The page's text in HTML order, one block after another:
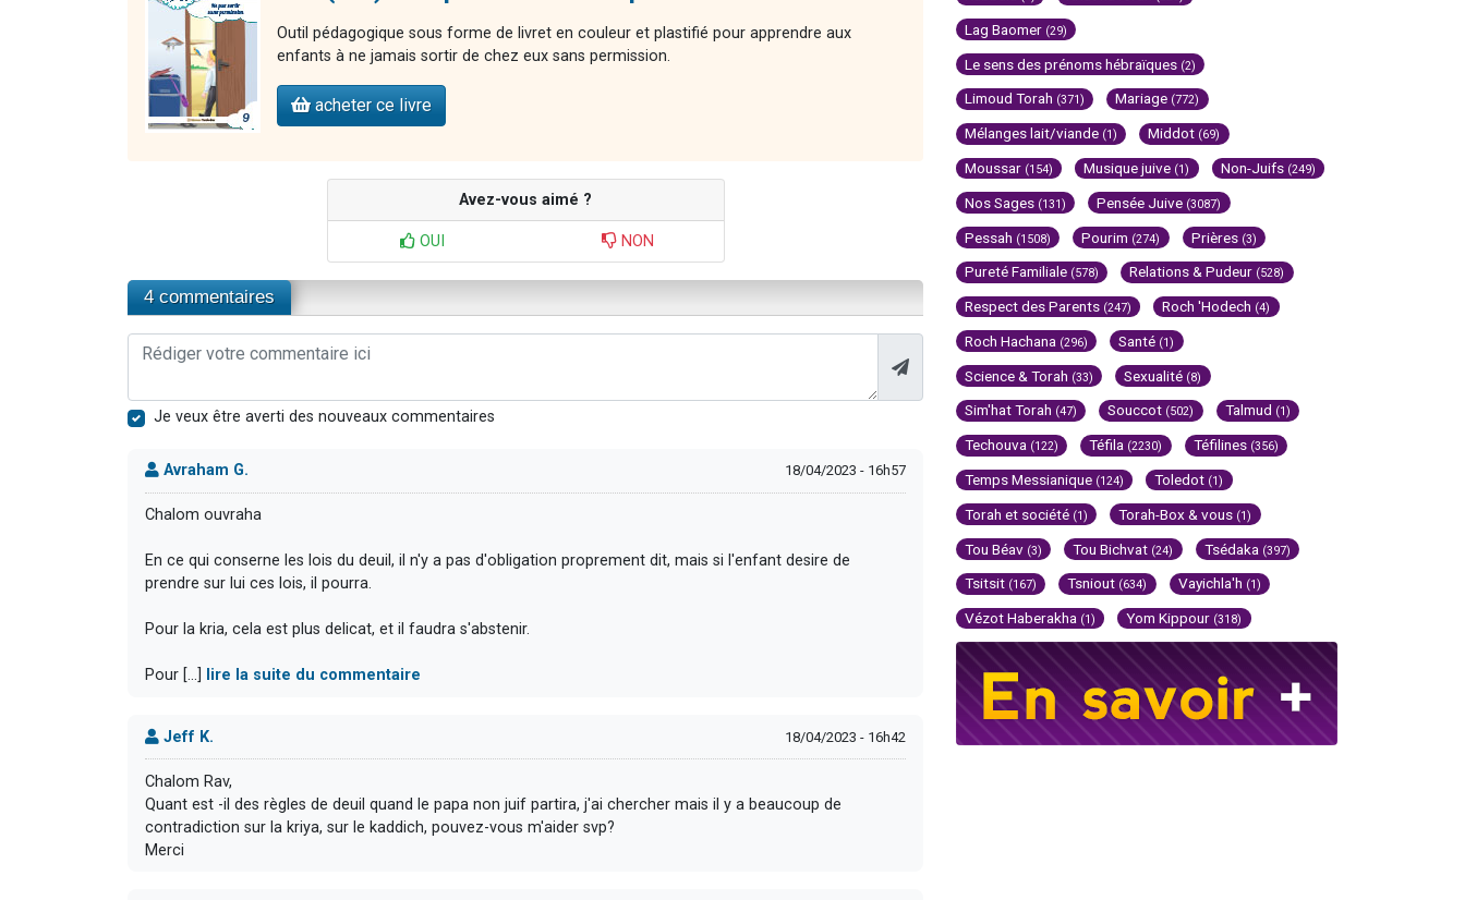
Outil pédagogique sous forme de livret en couleur et plastifié pour apprendre aux
enfants à ne jamais sortir de chez eux sans permission.
acheter ce livre
Avez-vous aimé ?
OUI NON
4 commentaires
Je veux être averti des nouveaux commentaires
Avraham G. 18/04/2023 - 16h57
Chalom ouvraha
En ce qui conserne les lois du deuil, il n'y a pas d'obligation proprement dit, mais si l'enfant desire de
prendre sur lui ces lois, il pourra.
Pour la kria, cela est plus delicat, et il faudra s'abstenir.
Pour [...] lire la suite du commentaire
Jeff K. 18/04/2023 - 16h42
Chalom Rav,
Quant est -il des règles de deuil quand le papa non juif partira, j'ai chercher mais il y a beaucoup de
contradiction sur la kriya, sur le kaddich, pouvez-vous m'aider svp?
Merci
Lag Baomer (29)
Le sens des prénoms hébraïques (2)
Limoud Torah (371) Mariage (772)
Mélanges lait/viande (1) Middot (69)
Moussar (154) Musique juive (1) Non-Juifs (249)
Nos Sages (131) Pensée Juive (3087)
Pessah (1508) Pourim (274) Prières (3)
Pureté Familiale (578) Relations & Pudeur (528)
Respect des Parents (247) Roch 'Hodech (4)
Roch Hachana (296) Santé (1)
Science & Torah (33) Sexualité (8)
Sim'hat Torah (47) Souccot (502) Talmud (1)
Techouva (122) Téfila (2230) Téfilines (356)
Temps Messianique (124) Toledot (1)
Torah et société (1) Torah-Box & vous (1)
Tou Béav (3) Tou Bichvat (24) Tsédaka (397)
Tsitsit (167) Tsniout (634) Vayichla'h (1)
Vézot Haberakha (1) Yom Kippour (318)